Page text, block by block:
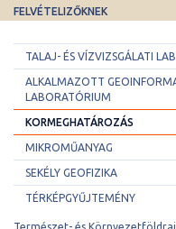
FELVÉTELIZŐKNEK
TALAJ- ÉS VÍZVIZSGÁLATI
ALKALMAZOTT
LABORATÓRIUM
KORMEGHATÁROZÁS
MIKROMŰANYAG
SEKÉLY GEOFIZIKA
TÉRKÉPGYŰJTEMÉNY